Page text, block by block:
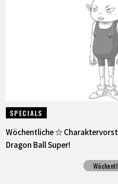
SPECIALS
Wöchentliche ☆
Dragon Ball Super!